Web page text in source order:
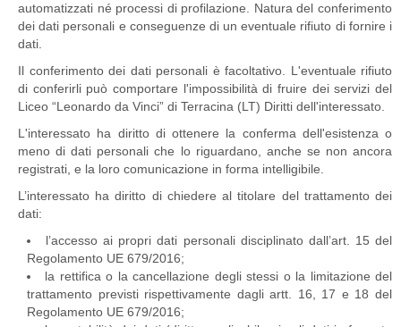
automatizzati né processi di profilazione. Natura del conferimento
dei dati personali e conseguenze di un eventuale rifiuto di fornire i
dati.
Il conferimento dei dati personali è facoltativo. L'eventuale rifiuto
di conferirli può comportare l'impossibilità di fruire dei servizi del
Liceo “Leonardo da Vinci” di Terracina (LT) Diritti dell'interessato.
L'interessato ha diritto di ottenere la conferma dell'esistenza o
meno di dati personali che lo riguardano, anche se non ancora
registrati, e la loro comunicazione in forma intelligibile.
L’interessato ha diritto di chiedere al titolare del trattamento dei
dati:
l’accesso ai propri dati personali disciplinato dall’art. 15 del
Regolamento UE 679/2016;
la rettifica o la cancellazione degli stessi o la limitazione del
trattamento previsti rispettivamente dagli artt. 16, 17 e 18 del
Regolamento UE 679/2016;